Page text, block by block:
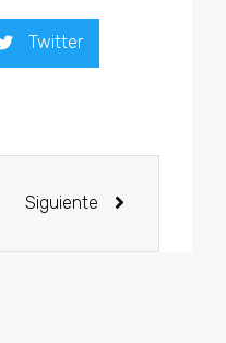
Twitter
Siguiente